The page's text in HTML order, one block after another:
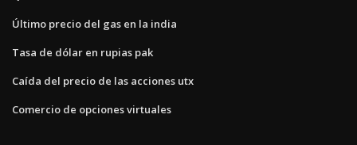
Último precio del gas en la india
Tasa de dólar en rupias pak
Caída del precio de las acciones utx
Comercio de opciones virtuales